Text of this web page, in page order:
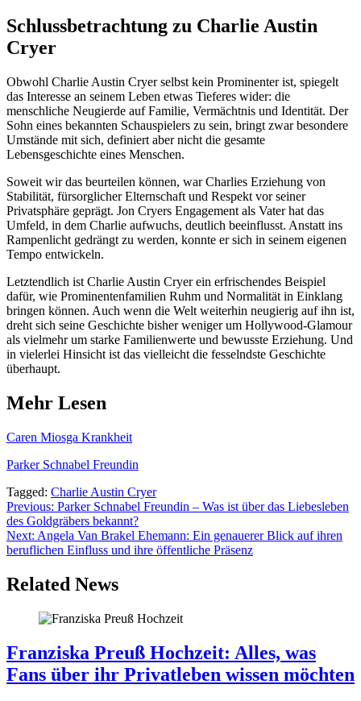
Schlussbetrachtung zu Charlie Austin
Cryer
Obwohl Charlie Austin Cryer selbst kein Prominenter ist, spiegelt
das Interesse an seinem Leben etwas Tieferes wider: die
menschliche Neugierde auf Familie, Vermächtnis und Identität. Der
Sohn eines bekannten Schauspielers zu sein, bringt zwar besondere
Umstände mit sich, definiert aber nicht die gesamte
Lebensgeschichte eines Menschen.
Soweit wir das beurteilen können, war Charlies Erziehung von
Stabilität, fürsorglicher Elternschaft und Respekt vor seiner
Privatsphäre geprägt. Jon Cryers Engagement als Vater hat das
Umfeld, in dem Charlie aufwuchs, deutlich beeinflusst. Anstatt ins
Rampenlicht gedrängt zu werden, konnte er sich in seinem eigenen
Tempo entwickeln.
Letztendlich ist Charlie Austin Cryer ein erfrischendes Beispiel
dafür, wie Prominentenfamilien Ruhm und Normalität in Einklang
bringen können. Auch wenn die Welt weiterhin neugierig auf ihn ist,
dreht sich seine Geschichte bisher weniger um Hollywood-Glamour
als vielmehr um starke Familienwerte und bewusste Erziehung. Und
in vielerlei Hinsicht ist das vielleicht die fesselndste Geschichte
überhaupt.
Mehr Lesen
Caren Miosga Krankheit
Parker Schnabel Freundin
Tagged: Charlie Austin Cryer
Post
navigation
Previous: Parker Schnabel Freundin – Was ist über das Liebesleben
des Goldgräbers bekannt?
Next: Angela Van Brakel Ehemann: Ein genauerer Blick auf ihren
beruflichen Einfluss und ihre öffentliche Präsenz
Related News
Franziska Preuß Hochzeit: Alles, was
Fans über ihr Privatleben wissen möchten